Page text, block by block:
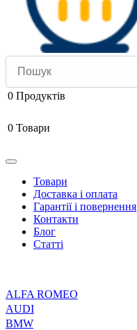
0 Продуктів
0 Товари
Товари
Доставка і оплата
Гарантії і повернення
Контакти
Блог
Статті
ALFA ROMEO
AUDI
BMW